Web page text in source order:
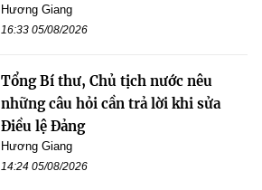
Hương Giang
16:33 05/08/2026
Tổng Bí thư, Chủ tịch nước nêu
những câu hỏi cần trả lời khi sửa
Điều lệ Đảng
Hương Giang
14:24 05/08/2026